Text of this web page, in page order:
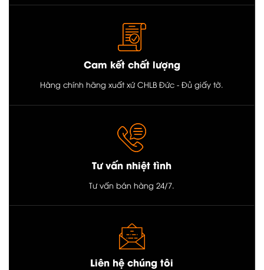
Cam kết chất lượng
Hàng chính hãng xuất xứ CHLB Đức - Đủ giấy tờ.
Tư vấn nhiệt tình
Tư vấn bán hàng 24/7.
Liên hệ chúng tôi